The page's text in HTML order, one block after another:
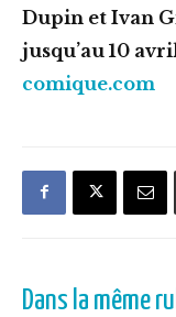
Dupin et Ivan
jusqu’au 10
comique.com
Dans la même